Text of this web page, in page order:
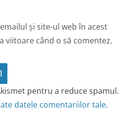
și site-ul web în acest
viitoare când o să comentez.
pentru a reduce spamul.
datele comentariilor tale.